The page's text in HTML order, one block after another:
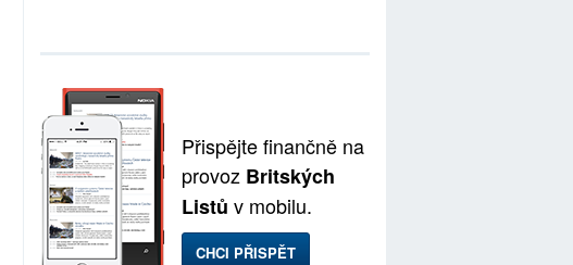
Přispějte finančně na
provoz Britských
Listů v mobilu.
CHCI PŘISPĚT